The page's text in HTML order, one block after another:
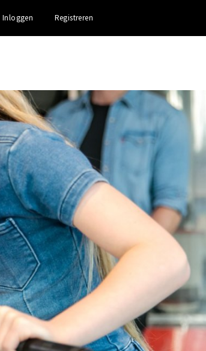
Inloggen Registreren